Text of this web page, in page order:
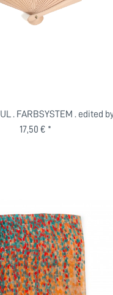
. FARBSYSTEM . edited
17,50 € *